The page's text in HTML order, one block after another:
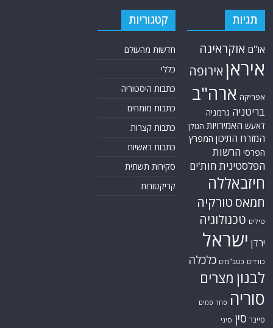
תגיות
או"ם אוקראינה
איראן אירופה
אפריקה ארה"ב
בריטניה גרמניה
דאעש האמירויות הגולן
המזרח התיכון המפרץ
הפרסי הרשות
הפלסטינית חות'ים
חיזבאללה
חמאס טורקיה
טילים טכנולוגיה
ירדן ישראל
כורדים כטב"מים כלכלה
לבנון מצרים
סוריה סחר סמים
סייבר סין סיני
קטגוריות
חדשות מהעולם
כללי
כתבות היסטוריה
כתבות מומחים
כתבות קצרות
כתבות ראשיות
סקירות תשתית
קריקטורות